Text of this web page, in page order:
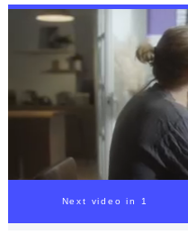
Next video in 1